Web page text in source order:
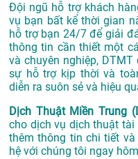
Đội ngũ hỗ trợ khách
vụ bạn bất kể thời gian
hỗ trợ bạn 24/7 để giải
thông tin cần thiết một
và chuyên nghiệp,
sự hỗ trợ kịp thời và
diễn ra suôn sẻ và hiệu
Dịch Thuật Miền Trung
cho dịch vụ dịch thuật
thêm thông tin chi tiết
hệ với chúng tôi ngay